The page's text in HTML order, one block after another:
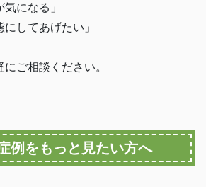
気になる」
にしてあげたい」
ご相談ください。
例をもっと見たい方へ